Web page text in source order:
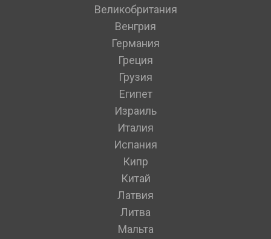
Великобритания
Венгрия
Германия
Греция
Грузия
Египет
Израиль
Италия
Испания
Кипр
Китай
Латвия
Литва
Мальта